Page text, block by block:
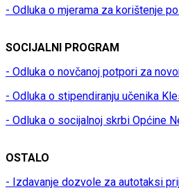
- Odluka o mjerama za korištenje
SOCIJALNI PROGRAM
- Odluka o novčanoj potpori za
- Odluka o stipendiranju učenika
- Odluka o socijalnoj skrbi Općine
OSTALO
- Izdavanje dozvole za autotaksi